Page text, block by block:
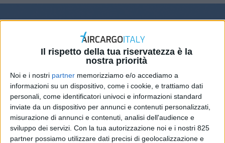
Il rispetto della tua riservatezza è la
nostra priorità
Noi e i nostri partner memorizziamo e/o accediamo a
informazioni su un dispositivo, come i cookie, e trattiamo dati
personali, come identificatori univoci e informazioni standard
inviate da un dispositivo per annunci e contenuti personalizzati,
misurazione di annunci e contenuti, analisi dell'audience e
sviluppo dei servizi. Con la tua autorizzazione noi e i nostri 825
partner possiamo utilizzare dati precisi di geolocalizzazione e